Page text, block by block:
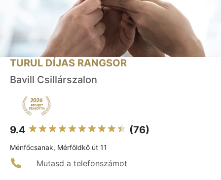
TURUL DÍJAS RANGSOR
Bavill Csillárszalon
9.4 (76)
Ménfőcsanak, Mérföldkő út 11
Mutasd a telefonszámot